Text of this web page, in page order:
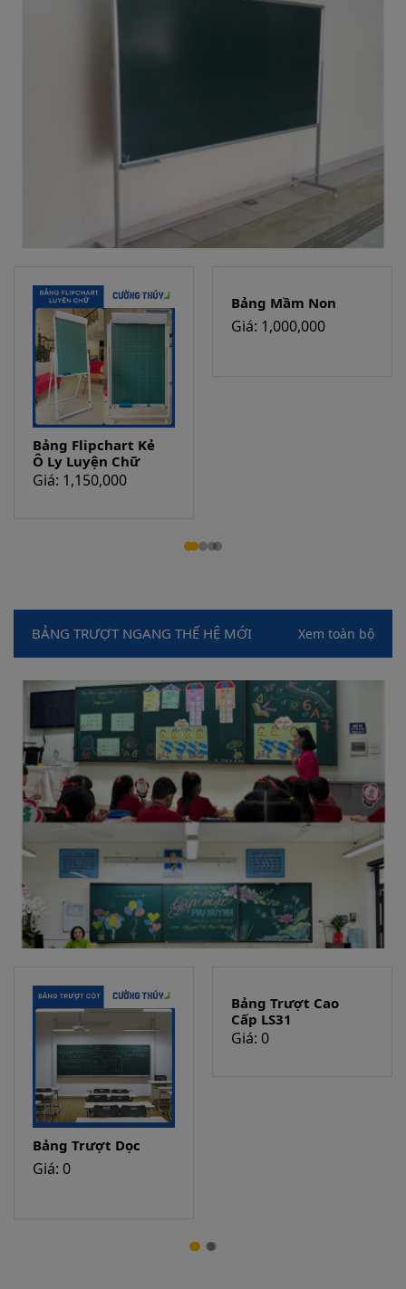
Bảng Flipchart Kẻ
Ô Ly Luyện Chữ
Cho Trẻ Em
Giá: 1,150,000
BẢNG TRƯỢT NGANG THẾ HỆ MỚI Xem toàn bộ
Bảng Trượt Dọc
Giá: 0